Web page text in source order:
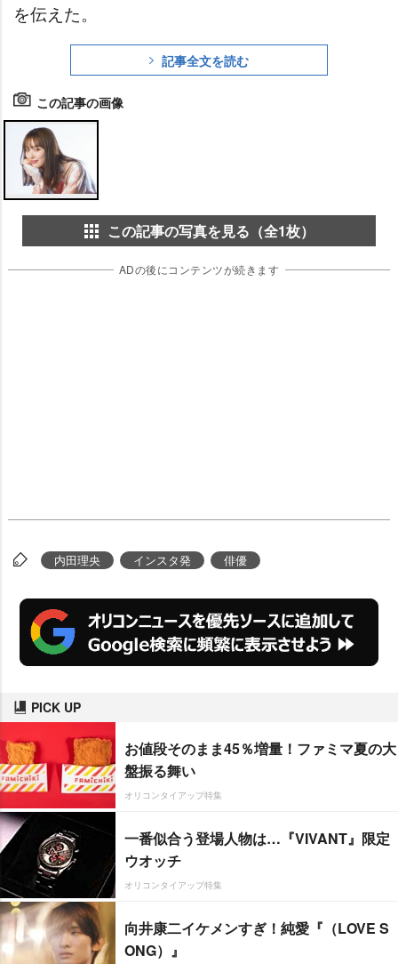
を伝えた。
記事全文を読む
この記事の画像
この記事の写真を見る（全1枚）
ADの後にコンテンツが続きます
内田理央 インスタ発 俳優
PICK UP
お値段そのまま45％増量！ファミマ夏の大
盤振る舞い
オリコンタイアップ特集
一番似合う登場人物は…『VIVANT』限定
ウオッチ
オリコンタイアップ特集
向井康二イケメンすぎ！純愛『（LOVE S
ONG）』